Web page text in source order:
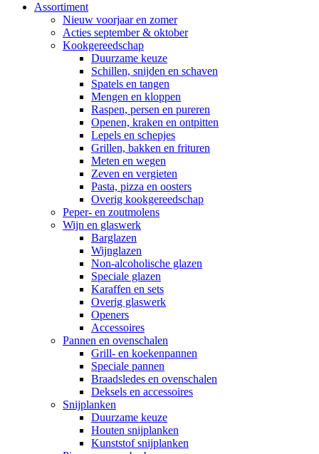
Assortiment
Nieuw voorjaar en zomer
Acties september & oktober
Kookgereedschap
Duurzame keuze
Schillen, snijden en schaven
Spatels en tangen
Mengen en kloppen
Raspen, persen en pureren
Openen, kraken en ontpitten
Lepels en schepjes
Grillen, bakken en frituren
Meten en wegen
Zeven en vergieten
Pasta, pizza en oosters
Overig kookgereedschap
Peper- en zoutmolens
Wijn en glaswerk
Barglazen
Wijnglazen
Non-alcoholische glazen
Speciale glazen
Karaffen en sets
Overig glaswerk
Openers
Accessoires
Pannen en ovenschalen
Grill- en koekenpannen
Speciale pannen
Braadsledes en ovenschalen
Deksels en accessoires
Snijplanken
Duurzame keuze
Houten snijplanken
Kunststof snijplanken